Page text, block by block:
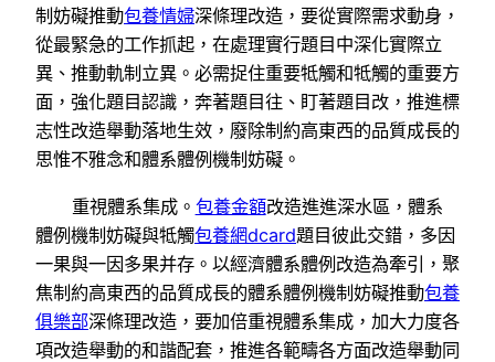
制妨礙推動包養情婦深條理改造，要從實際需求動身，
從最緊急的工作抓起，在處理實行題目中深化實際立
異、推動軌制立異。必需捉住重要牴觸和牴觸的重要方
面，強化題目認識，奔著題目往、盯著題目改，推進標
志性改造舉動落地生效，廢除制約高東西的品質成長的
思惟不雅念和體系體例機制妨礙。
重視體系集成。 包養金額改造進進深水區，體系
體例機制妨礙與牴觸包養網dcard題目彼此交錯，多因
一果與一因多果并存。以經濟體系體例改造為牽引，聚
焦制約高東西的品質成長的體系體例機制妨礙推動包養
俱樂部深條理改造，要加倍重視體系集成，加大力度各
項改造舉動的和諧配套，推進各範疇各方面改造舉動同